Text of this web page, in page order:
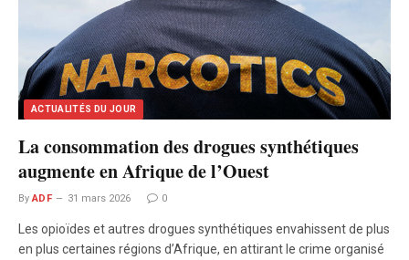
ACTUALITÉS DU JOUR
La consommation des drogues synthétiques
augmente en Afrique de l’Ouest
By ADF 31 mars 2026 0
Les opioïdes et autres drogues synthétiques envahissent de plus
en plus certaines régions d’Afrique, en attirant le crime organisé